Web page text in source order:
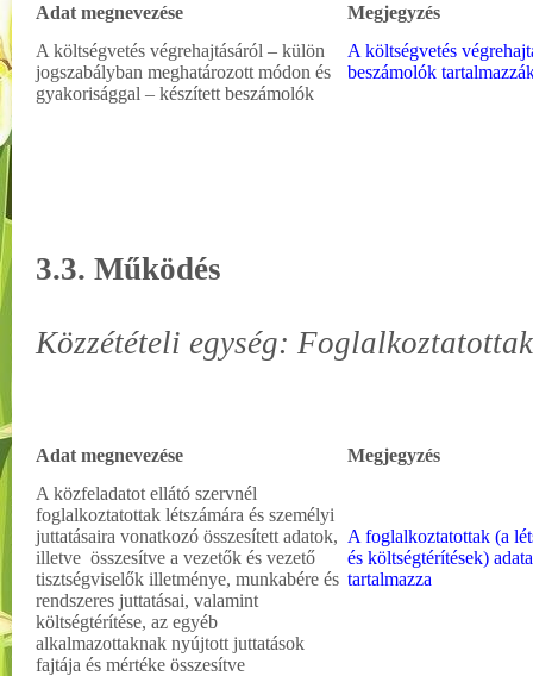
Adat megnevezése
Megjegyzés
A költségvetés végrehajtásáról – külön
jogszabályban meghatározott módon és
gyakorisággal – készített beszámolók
A költségvetés
beszámolók
3.3. Működés
Közzétételi egység: Foglalkoztatottak
Adat megnevezése
Megjegyzés
A közfeladatot ellátó szervnél
foglalkoztatottak létszámára és személyi
juttatásaira vonatkozó összesített adatok,
illetve összesítve a vezetők és vezető
tisztségviselők illetménye, munkabére és
rendszeres juttatásai, valamint
költségtérítése, az egyéb
alkalmazottaknak nyújtott juttatások
fajtája és mértéke összesítve
A foglalkoztatottak (a
és költségtérítések)
tartalmazza